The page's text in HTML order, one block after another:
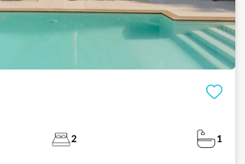
2
1